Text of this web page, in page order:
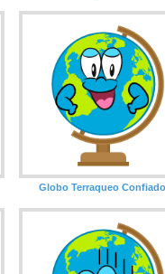
Globo Terraqueo Confiado